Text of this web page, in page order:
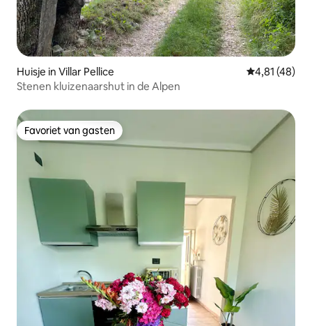
Huisje in Villar Pellice Gemiddelde
4,81 (48)
Stenen kluizenaarshut in de Alpen
Favoriet van gasten
Favoriet van gasten